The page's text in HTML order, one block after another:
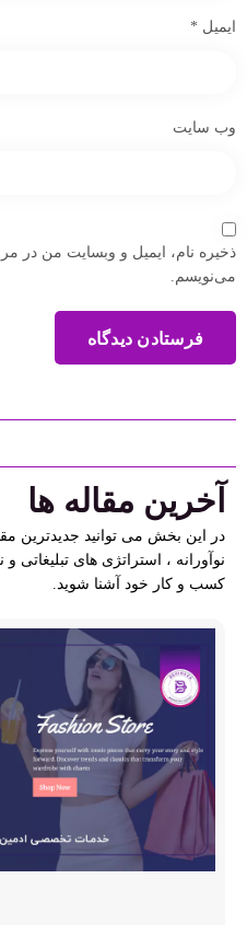
ایمیل *
وب‌ سایت
ذخیره نام، ایمیل و وبسایت من در
می‌نویسم.
فرستادن دیدگاه
آخرین مقاله ها
در این بخش می توانید جدیدترین
نوآورانه ، استراتژی های
کسب و کار خود آشنا شوید.